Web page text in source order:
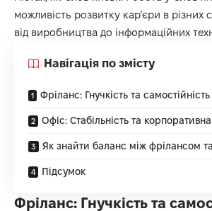
можливість розвитку кар’єри в різних
від виробництва до інформаційних
Навігація по змісту
Фріланс: Гнучкість та самостійність
Офіс: Стабільність та
Як знайти баланс між фрілансом
Підсумок
Фріланс: Гнучкість та